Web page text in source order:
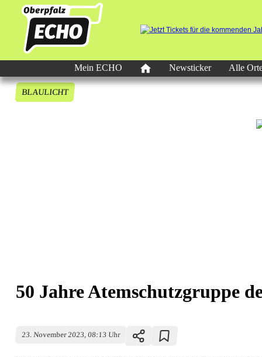
Mein ECHO Newsticker Alle
BLAULICHT
50 Jahre Atemschutzgruppe
23. November 2023, 08:13 Uhr